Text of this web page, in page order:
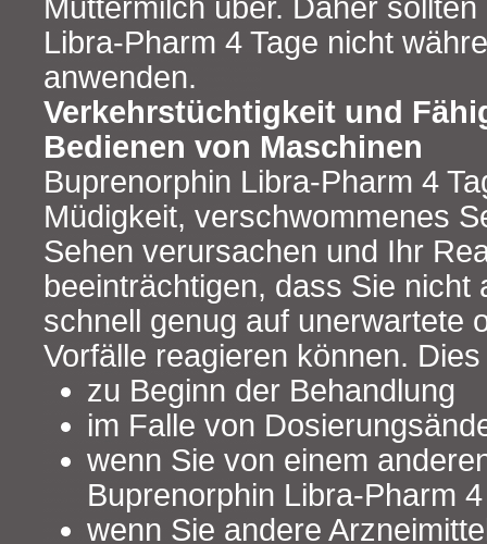
Muttermilch über. Daher
Libra-Pharm 4 Tage nicht
anwenden.
Verkehrstüchtigkeit und
Bedienen von Maschinen
Buprenorphin Libra-Pharm 4
Müdigkeit, verschwommenes
Sehen verursachen und Ihr
beeinträchtigen, dass Sie nicht
schnell genug auf unerwartete
Vorfälle reagieren können.
zu Beginn der Behandlung
im Falle von
wenn Sie von einem
Buprenorphin Libra-Pharm
wenn Sie andere